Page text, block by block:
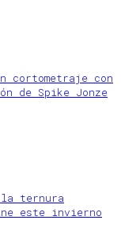
cortometraje con
de Spike Jonze
la ternura
este invierno